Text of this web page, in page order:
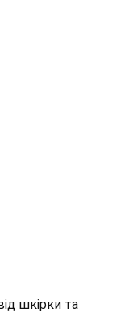
шкірки та